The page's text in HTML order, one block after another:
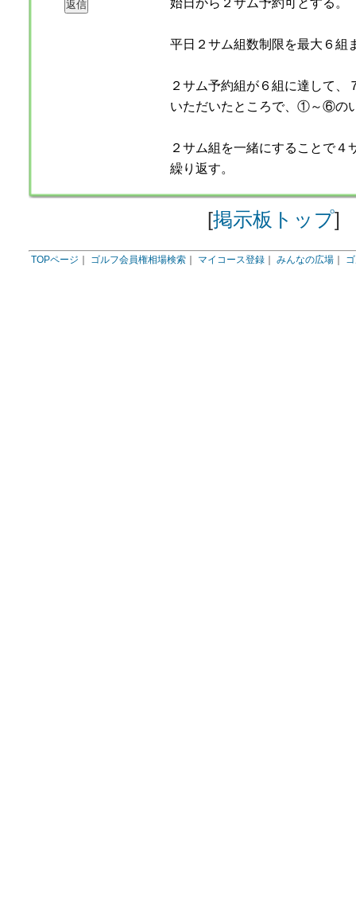
始日から２サム予約可とする。
平日２サム組数制限を最大６組
２サム予約組が６組に達して、
いただいたところで、①～⑥の
２サム組を一緒にすることで４
繰り返す。
[掲示板トップ]
TOPページ ゴルフ会員権相場検索｜ マイコース登録｜ みんなの広場｜